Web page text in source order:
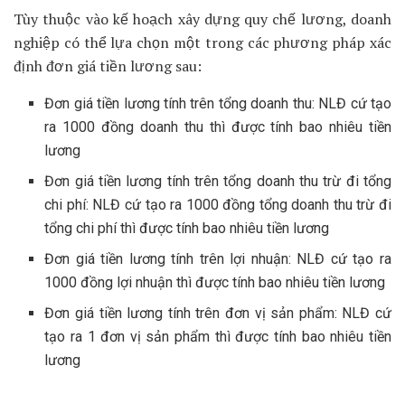
Tùy thuộc vào kế hoạch xây dựng quy chế lương, doanh
nghiệp có thể lựa chọn một trong các phương pháp xác
định đơn giá tiền lương sau:
Đơn giá tiền lương tính trên tổng doanh thu: NLĐ cứ tạo
ra 1000 đồng doanh thu thì được tính bao nhiêu tiền
lương
Đơn giá tiền lương tính trên tổng doanh thu trừ đi tổng
chi phí: NLĐ cứ tạo ra 1000 đồng tổng doanh thu trừ đi
tổng chi phí thì được tính bao nhiêu tiền lương
Đơn giá tiền lương tính trên lợi nhuận: NLĐ cứ tạo ra
1000 đồng lợi nhuận thì được tính bao nhiêu tiền lương
Đơn giá tiền lương tính trên đơn vị sản phẩm: NLĐ cứ
tạo ra 1 đơn vị sản phẩm thì được tính bao nhiêu tiền
lương